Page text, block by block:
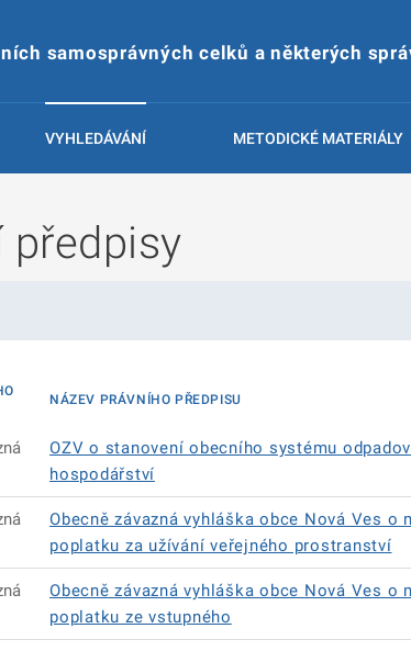
samosprávných celků a některých
VYHLEDÁVÁNÍ METODICKÉ MATERIÁLY
předpisy
NÁZEV PRÁVNÍHO PŘEDPISU
OZV o stanovení obecního systému
hospodářství
Obecně závazná vyhláška obce Nová Ves o
poplatku za užívání veřejného prostranství
Obecně závazná vyhláška obce Nová Ves o
poplatku ze vstupného